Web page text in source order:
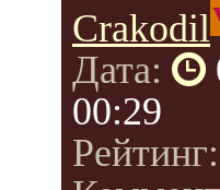
Crakodil
Дата:
00:29